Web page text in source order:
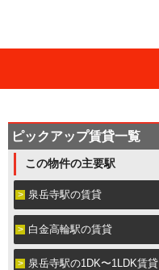
ピックアップ賃貸一覧
この物件の主要駅
泉岳寺駅の賃貸
白金高輪駅の賃貸
泉岳寺駅の1DK〜1LDK賃貸